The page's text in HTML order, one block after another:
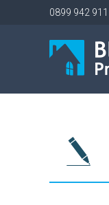
0899 942